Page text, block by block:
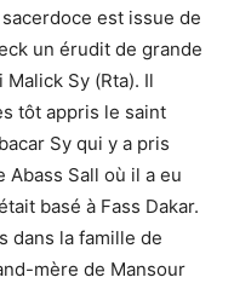
est issue de
un érudit de grande
Sy (Rta). Il
tôt appris le saint
Sy qui y a pris
Abass Sall où il a eu
basé à Fass Dakar.
dans la famille de
mère de Mansour